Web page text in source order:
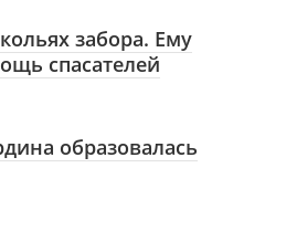
забора. Ему
спасателей
образовалась